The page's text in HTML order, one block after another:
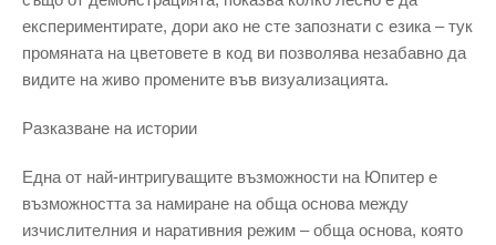
експериментирате, дори ако не сте запознати с езика – тук
промяната на цветовете в код ви позволява незабавно да
видите на живо промените във визуализацията.
Разказване на истории
Една от най-интригуващите възможности на Юпитер е
възможността за намиране на обща основа между
изчислителния и наративния режим – обща основа, която